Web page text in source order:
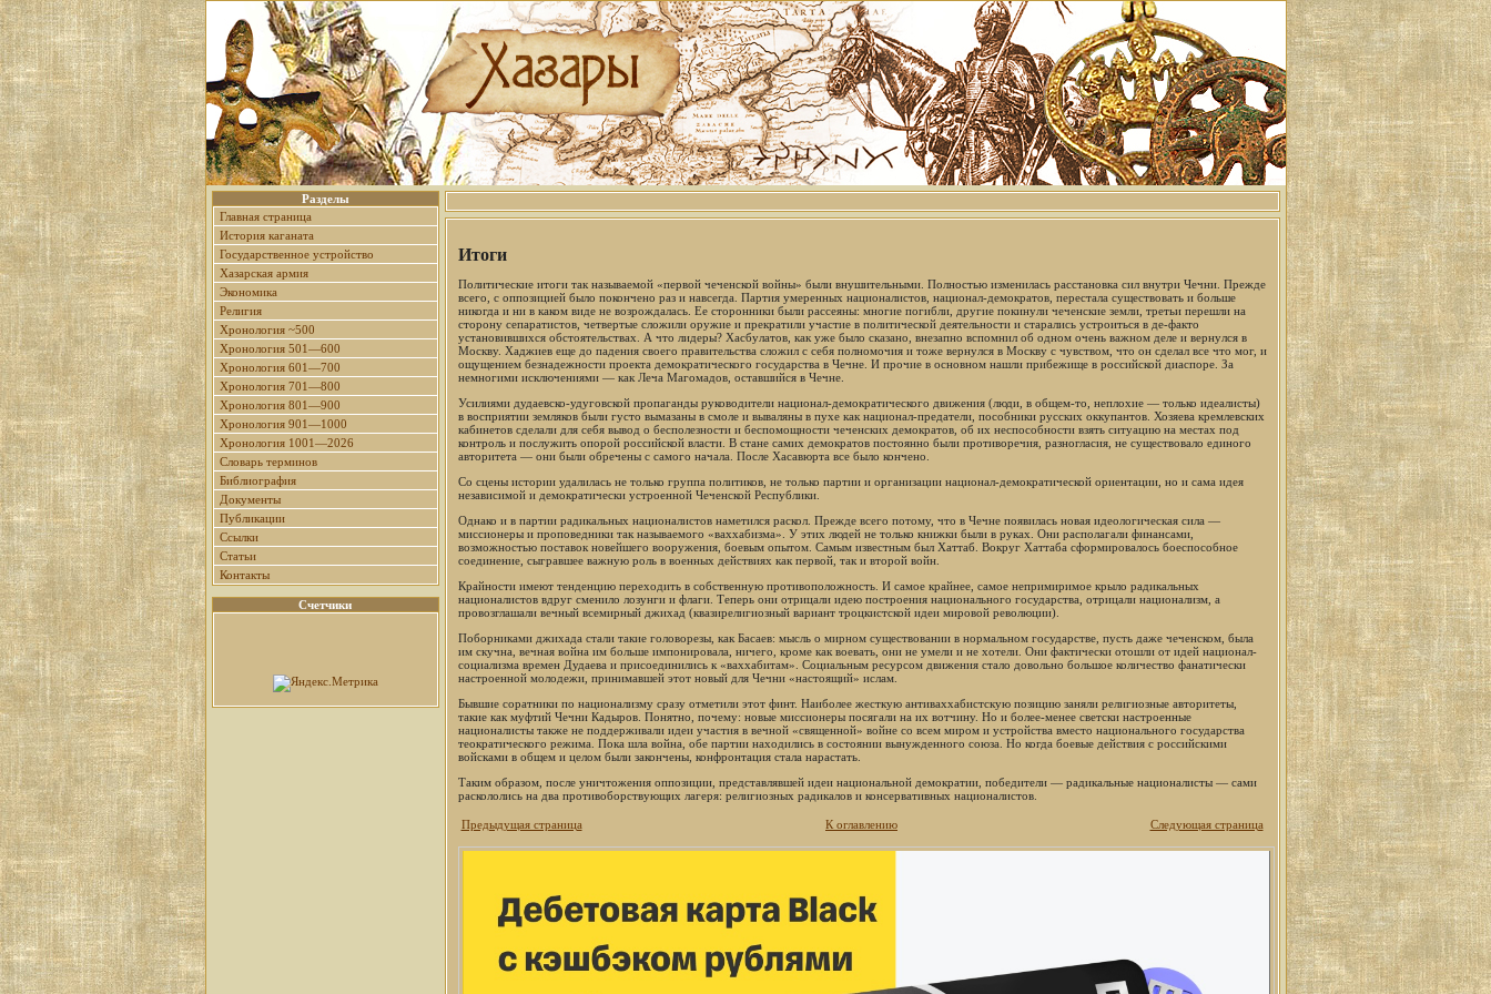
Разделы
Главная страница
История каганата
Государственное устройство
Хазарская армия
Экономика
Религия
Хронология ~500
Хронология 501—600
Хронология 601—700
Хронология 701—800
Хронология 801—900
Хронология 901—1000
Хронология 1001—2026
Словарь терминов
Библиография
Документы
Публикации
Ссылки
Статьи
Контакты
Счетчики
Итоги
Политические итоги так называемой «первой чеченской войны» были внушительными. Полностью изменилась расстановка сил внутри Чечни. Прежде
всего, с оппозицией было покончено раз и навсегда. Партия умеренных националистов, национал-демократов, перестала существовать и больше
никогда и ни в каком виде не возрождалась. Ее сторонники были рассеяны: многие погибли, другие покинули чеченские земли, третьи перешли на
сторону сепаратистов, четвертые сложили оружие и прекратили участие в политической деятельности и старались устроиться в де-факто
установившихся обстоятельствах. А что лидеры? Хасбулатов, как уже было сказано, внезапно вспомнил об одном очень важном деле и вернулся в
Москву. Хаджиев еще до падения своего правительства сложил с себя полномочия и тоже вернулся в Москву с чувством, что он сделал все что мог, и
ощущением безнадежности проекта демократического государства в Чечне. И прочие в основном нашли прибежище в российской диаспоре. За
немногими исключениями — как Леча Магомадов, оставшийся в Чечне.
Усилиями дудаевско-удуговской пропаганды руководители национал-демократического движения (люди, в общем-то, неплохие — только идеалисты)
в восприятии земляков были густо вымазаны в смоле и вываляны в пухе как национал-предатели, пособники русских оккупантов. Хозяева кремлевских
кабинетов сделали для себя вывод о бесполезности и беспомощности чеченских демократов, об их неспособности взять ситуацию на местах под
контроль и послужить опорой российской власти. В стане самих демократов постоянно были противоречия, разногласия, не существовало единого
авторитета — они были обречены с самого начала. После Хасавюрта все было кончено.
Со сцены истории удалилась не только группа политиков, не только партии и организации национал-демократической ориентации, но и сама идея
независимой и демократически устроенной Чеченской Республики.
Однако и в партии радикальных националистов наметился раскол. Прежде всего потому, что в Чечне появилась новая идеологическая сила —
миссионеры и проповедники так называемого «ваххабизма». У этих людей не только книжки были в руках. Они располагали финансами,
возможностью поставок новейшего вооружения, боевым опытом. Самым известным был Хаттаб. Вокруг Хаттаба сформировалось боеспособное
соединение, сыгравшее важную роль в военных действиях как первой, так и второй войн.
Крайности имеют тенденцию переходить в собственную противоположность. И самое крайнее, самое непримиримое крыло радикальных
националистов вдруг сменило лозунги и флаги. Теперь они отрицали идею построения национального государства, отрицали национализм, а
провозглашали вечный всемирный джихад (квазирелигиозный вариант троцкистской идеи мировой революции).
Поборниками джихада стали такие головорезы, как Басаев: мысль о мирном существовании в нормальном государстве, пусть даже чеченском, была
им скучна, вечная война им больше импонировала, ничего, кроме как воевать, они не умели и не хотели. Они фактически отошли от идей национал-
социализма времен Дудаева и присоединились к «ваххабитам». Социальным ресурсом движения стало довольно большое количество фанатически
настроенной молодежи, принимавшей этот новый для Чечни «настоящий» ислам.
Бывшие соратники по национализму сразу отметили этот финт. Наиболее жесткую антиваххабистскую позицию заняли религиозные авторитеты,
такие как муфтий Чечни Кадыров. Понятно, почему: новые миссионеры посягали на их вотчину. Но и более-менее светски настроенные
националисты также не поддерживали идеи участия в вечной «священной» войне со всем миром и устройства вместо национального государства
теократического режима. Пока шла война, обе партии находились в состоянии вынужденного союза. Но когда боевые действия с российскими
войсками в общем и целом были закончены, конфронтация стала нарастать.
Таким образом, после уничтожения оппозиции, представлявшей идеи национальной демократии, победители — радикальные националисты — сами
раскололись на два противоборствующих лагеря: религиозных радикалов и консервативных националистов.
Предыдущая страница К оглавлению Следующая страница